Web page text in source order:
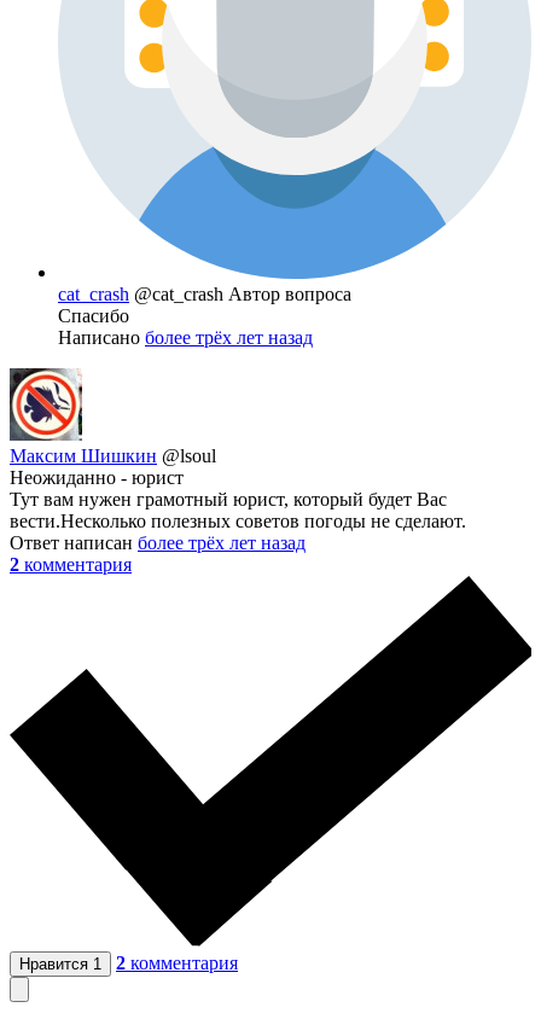
cat_crash @cat_crash Автор вопроса
Спасибо
Написано более трёх лет назад
Максим Шишкин @lsoul
Неожиданно - юрист
Тут вам нужен грамотный юрист, который будет Вас
вести.Несколько полезных советов погоды не сделают.
Ответ написан более трёх лет назад
2 комментария
Нравится 1 2 комментария